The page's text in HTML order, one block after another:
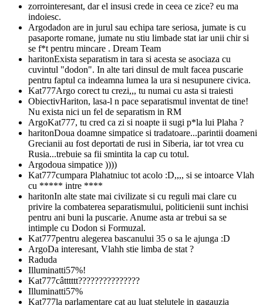
zorrointeresant, dar el insusi crede in ceea ce zice? eu ma
indoiesc.
Argodadon are in jurul sau echipa tare seriosa, jumate is cu
pasaporte romane, jumate nu stiu limbade stat iar unii chir si
se f*t pentru mincare . Dream Team
haritonExista separatism in tara si acesta se asociaza cu
cuvintul "dodon". In alte tari dinsul de mult facea puscarie
pentru faptul ca indeamna lumea la ura si nesupunere civica.
Kat777Argo corect tu crezi,,, tu numai cu asta si traiesti
ObiectivHariton, lasa-l n pace separatismul inventat de tine!
Nu exista nici un fel de separatism in RM
ArgoKat777, tu cred ca zi si noapte ii sugi p*la lui Plaha ?
haritonDoua doamne simpatice si tradatoare...parintii doameni
Grecianii au fost deportati de rusi in Siberia, iar tot vrea cu
Rusia...trebuie sa fii smintita la cap cu totul.
Argodoua simpatice ))))
Kat777cumpara Plahatniuc tot acolo :D,,,, si se intoarce Vlah
cu ***** intre ****
haritonIn alte state mai civilizate si cu reguli mai clare cu
privire la combaterea separatismului, politicienii sunt inchisi
pentru ani buni la puscarie. Anume asta ar trebui sa se
intimple cu Dodon si Formuzal.
Kat777pentru alegerea bascanului 35 o sa le ajunga :D
ArgoDa interesant, Vlahh stie limba de stat ?
Raduda
Illuminatti57%!
Kat777câtttttt???????????????
Illuminatti57%
Kat777la parlamentare cat au luat stelutele in gagauzia